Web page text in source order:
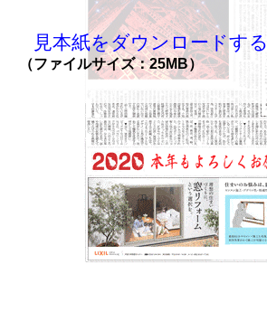
見本紙をダウンロードする
（ファイルサイズ：25MB）